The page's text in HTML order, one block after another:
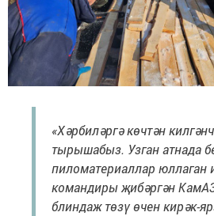
«Хәрбиләргә көчтән
тырышабыз. Узган атнада
пиломатериаллар юллаган
командиры җибәргән
блиндаж төзү өчен кирәк-